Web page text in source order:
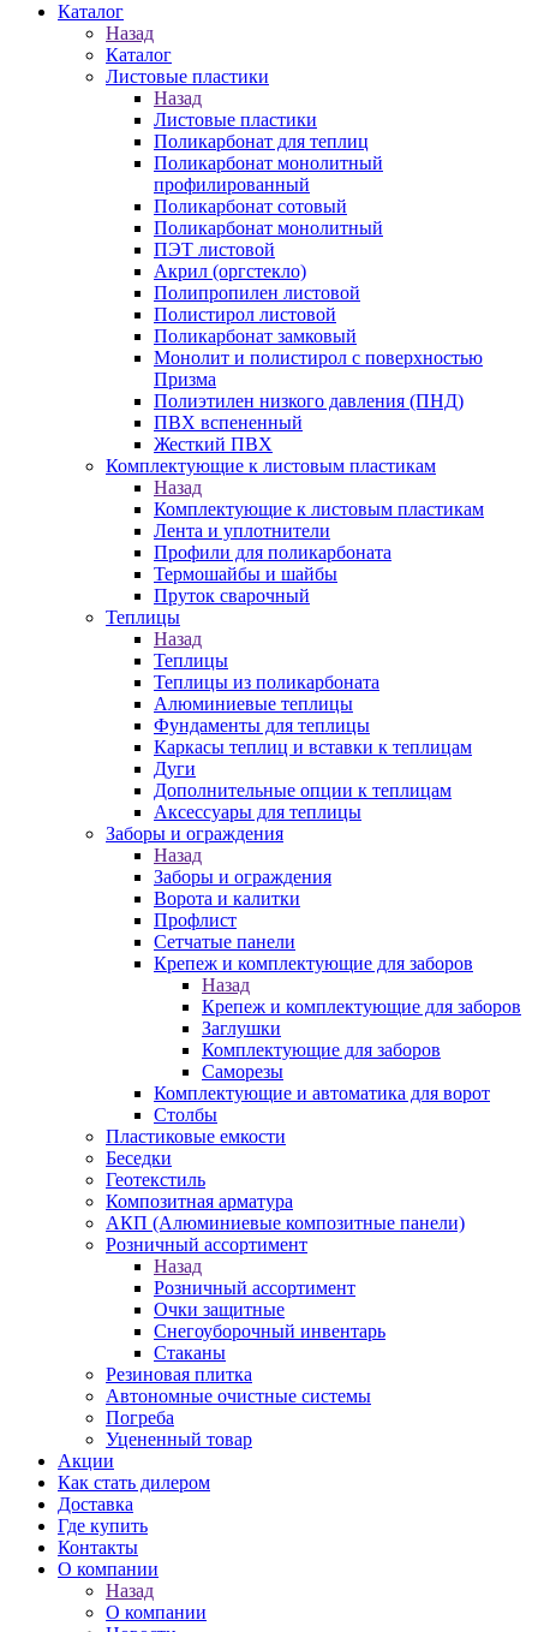
Каталог
Назад
Каталог
Листовые пластики
Назад
Листовые пластики
Поликарбонат для теплиц
Поликарбонат монолитный
профилированный
Поликарбонат сотовый
Поликарбонат монолитный
ПЭТ листовой
Акрил (оргстекло)
Полипропилен листовой
Полистирол листовой
Поликарбонат замковый
Монолит и полистирол с поверхностью
Призма
Полиэтилен низкого давления (ПНД)
ПВХ вспененный
Жесткий ПВХ
Комплектующие к листовым пластикам
Назад
Комплектующие к листовым пластикам
Лента и уплотнители
Профили для поликарбоната
Термошайбы и шайбы
Пруток сварочный
Теплицы
Назад
Теплицы
Теплицы из поликарбоната
Алюминиевые теплицы
Фундаменты для теплицы
Каркасы теплиц и вставки к теплицам
Дуги
Дополнительные опции к теплицам
Аксессуары для теплицы
Заборы и ограждения
Назад
Заборы и ограждения
Ворота и калитки
Профлист
Сетчатые панели
Крепеж и комплектующие для заборов
Назад
Крепеж и комплектующие для заборов
Заглушки
Комплектующие для заборов
Саморезы
Комплектующие и автоматика для ворот
Столбы
Пластиковые емкости
Беседки
Геотекстиль
Композитная арматура
АКП (Алюминиевые композитные панели)
Розничный ассортимент
Назад
Розничный ассортимент
Очки защитные
Снегоуборочный инвентарь
Стаканы
Резиновая плитка
Автономные очистные системы
Погреба
Уцененный товар
Акции
Как стать дилером
Доставка
Где купить
Контакты
О компании
Назад
О компании